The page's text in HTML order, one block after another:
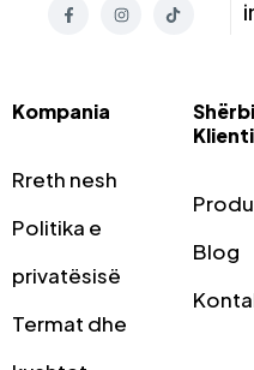
Kompania
Rreth nesh
Politika e
privatësisë
Termat dhe
Blog